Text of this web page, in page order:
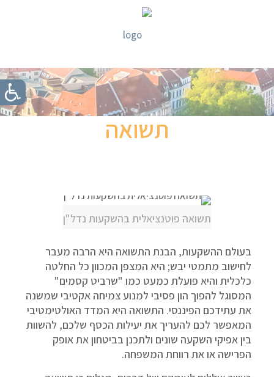
תשואה
תשואה פוטנציאלית בהשקעות נדל"ן
בעולם ההשקעות, הבנת התשואה היא הרבה מעבר
לחישוב מתמטי יבש; היא המצפן המכוון כל החלטה
כלכלית והיא פועלת כמעט כמו "שרביט קסמים"
המסוגל להפוך הון פסיבי למנוע צמיחה אקטיבי שמשנה
את עתידכם הפיננסי. התשואה היא המדד האולטימטיבי
המאפשר לכם להעריך את יעילות הכסף שלכם, להשוות
בין אפיקי השקעה שונים ולתכנן בביטחון את אופק
הפרישה או את רווחת המשפחה.